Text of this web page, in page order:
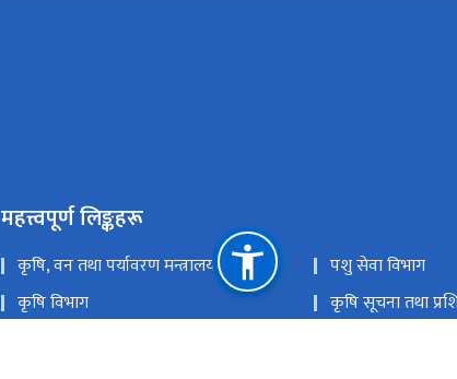
महत्त्वपूर्ण लिङ्कहरू
कृषि, वन तथा पर्यावरण मन्त्रालय
पशु सेवा विभाग
कृषि विभाग
कृषि सूचना तथा